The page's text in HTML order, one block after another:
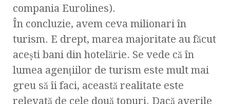
compania Eurolines).
În concluzie, avem ceva milionari în
turism. E drept, marea majoritate au făcut
aceşti bani din hotelărie. Se vede că în
lumea agenţiilor de turism este mult mai
greu să îi faci, această realitate este
relevată de cele două topuri. Dacă averile